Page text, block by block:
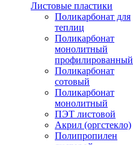
Листовые пластики
Поликарбонат для
теплиц
Поликарбонат
монолитный
профилированный
Поликарбонат
сотовый
Поликарбонат
монолитный
ПЭТ листовой
Акрил (оргстекло)
Полипропилен